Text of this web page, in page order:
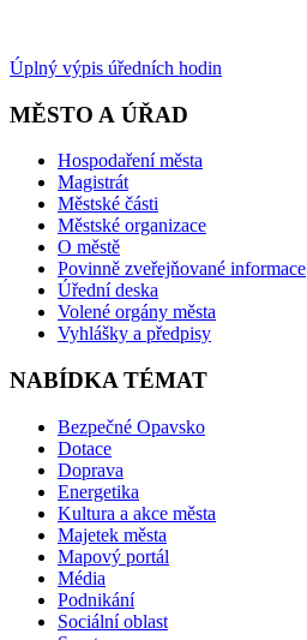
Úplný výpis úředních hodin
MĚSTO A ÚŘAD
Hospodaření města
Magistrát
Městské části
Městské organizace
O městě
Povinně zveřejňované informace
Úřední deska
Volené orgány města
Vyhlášky a předpisy
NABÍDKA TÉMAT
Bezpečné Opavsko
Dotace
Doprava
Energetika
Kultura a akce města
Majetek města
Mapový portál
Média
Podnikání
Sociální oblast